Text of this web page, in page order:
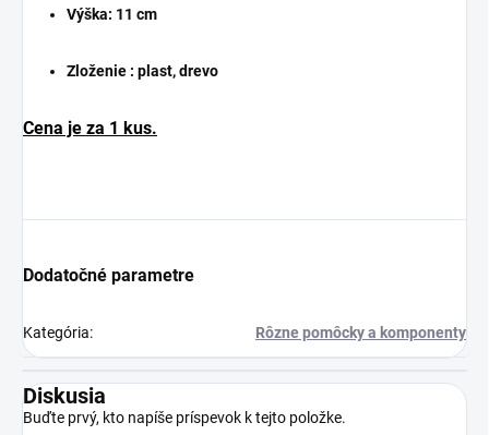
Výška: 11 cm
Zloženie : plast, drevo
Cena je za 1 kus.
Dodatočné parametre
Kategória: Rôzne pomôcky a komponenty
Diskusia
Buďte prvý, kto napíše príspevok k tejto položke.